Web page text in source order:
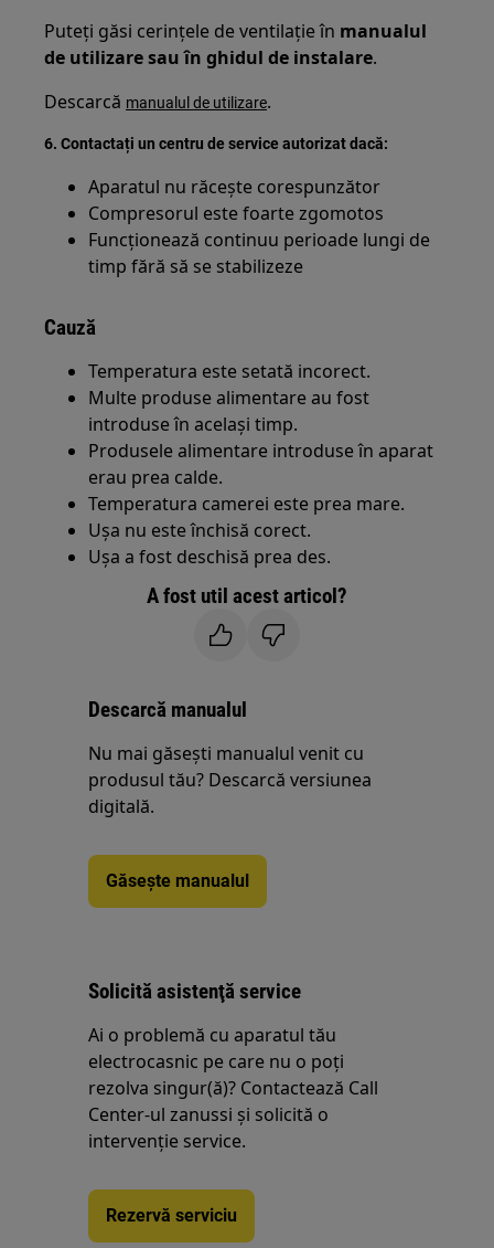
Puteți găsi cerințele de ventilație în manualul
de utilizare sau în ghidul de instalare.
Descarcă manualul de utilizare.
6. Contactați un centru de service autorizat dacă:
Aparatul nu răcește corespunzător
Compresorul este foarte zgomotos
Funcționează continuu perioade lungi de
timp fără să se stabilizeze
Cauză
Temperatura este setată incorect.
Multe produse alimentare au fost
introduse în același timp.
Produsele alimentare introduse în aparat
erau prea calde.
Temperatura camerei este prea mare.
Ușa nu este închisă corect.
Ușa a fost deschisă prea des.
A fost util acest articol?
Descarcă manualul
Nu mai găsești manualul venit cu
produsul tău? Descarcă versiunea
digitală.
Găsește manualul
Solicită asistenţă service
Ai o problemă cu aparatul tău
electrocasnic pe care nu o poţi
rezolva singur(ă)? Contactează Call
Center-ul zanussi și solicită o
intervenţie service.
Rezervă serviciu